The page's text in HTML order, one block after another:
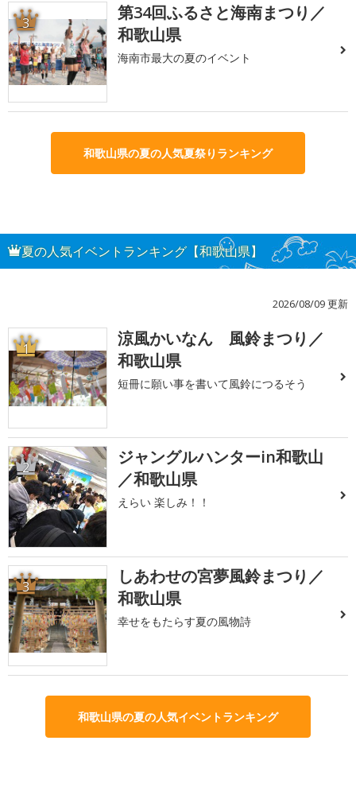
3
第34回ふるさと海南まつり／
和歌山県
海南市最大の夏のイベント
和歌山県の夏の人気夏祭りランキング
夏の人気イベントランキング【和歌山県】
2026/08/09 更新
1
涼風かいなん 風鈴まつり／
和歌山県
短冊に願い事を書いて風鈴につるそう
2
ジャングルハンターin和歌山
／和歌山県
えらい 楽しみ！！
3
しあわせの宮夢風鈴まつり／
和歌山県
幸せをもたらす夏の風物詩
和歌山県の夏の人気イベントランキング